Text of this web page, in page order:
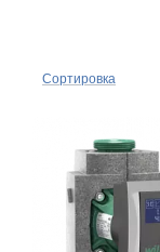
Сортировка
популярности
По цене ↑